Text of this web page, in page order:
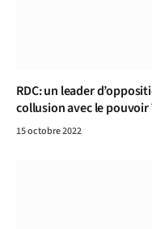
RDC: un leader
collusion avec le pouvoir
15 octobre 2022